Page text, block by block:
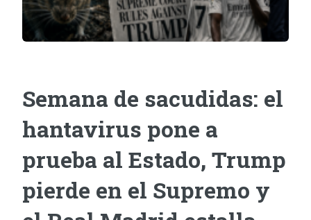
Semana de sacudidas: el
hantavirus pone a
prueba al Estado, Trump
pierde en el Supremo y